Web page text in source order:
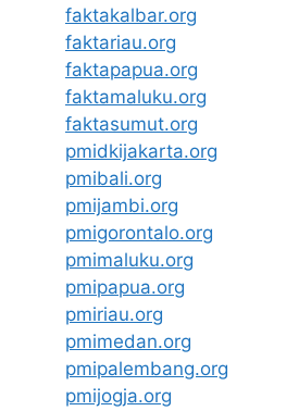
faktakalbar.org
faktariau.org
faktapapua.org
faktamaluku.org
faktasumut.org
pmidkijakarta.org
pmibali.org
pmijambi.org
pmigorontalo.org
pmimaluku.org
pmipapua.org
pmiriau.org
pmimedan.org
pmipalembang.org
pmijogja.org